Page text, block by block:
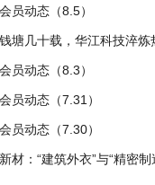
员动态（8.5）
塘几十载，华江科技淬
员动态（8.3）
员动态（7.31）
员动态（7.30）
材：“建筑外衣”与“精密